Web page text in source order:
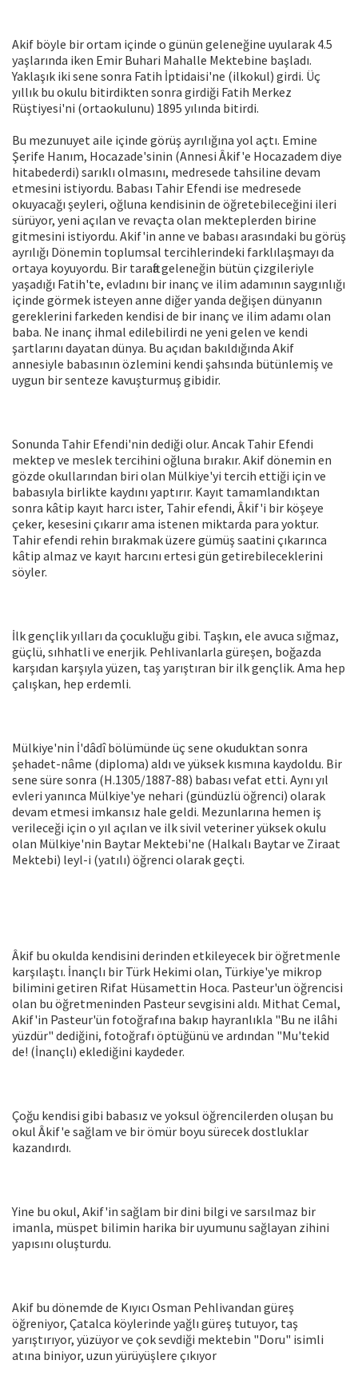
Akif böyle bir ortam içinde o günün geleneğine uyularak 4.5
yaşlarında iken Emir Buhari Mahalle Mektebine başladı.
Yaklaşık iki sene sonra Fatih İptidaisi'ne (ilkokul) girdi. Üç
yıllık bu okulu bitirdikten sonra girdiği Fatih Merkez
Rüştiyesi'ni (ortaokulunu) 1895 yılında bitirdi.
Bu mezunuyet aile içinde görüş ayrılığına yol açtı. Emine
Şerife Hanım, Hocazade'sinin (Annesi Âkif'e Hocazadem diye
hitabederdi) sarıklı olmasını, medresede tahsiline devam
etmesini istiyordu. Babası Tahir Efendi ise medresede
okuyacağı şeyleri, oğluna kendisinin de öğretebileceğini ileri
sürüyor, yeni açılan ve revaçta olan mekteplerden birine
gitmesini istiyordu. Akif'in anne ve babası arasındaki bu görüş
ayrılığı Dönemin toplumsal tercihlerindeki farklılaşmayı da
ortaya koyuyordu. Bir tarafta geleneğin bütün çizgileriyle
yaşadığı Fatih'te, evladını bir inanç ve ilim adamının saygınlığı
içinde görmek isteyen anne diğer yanda değişen dünyanın
gereklerini farkeden kendisi de bir inanç ve ilim adamı olan
baba. Ne inanç ihmal edilebilirdi ne yeni gelen ve kendi
şartlarını dayatan dünya. Bu açıdan bakıldığında Akif
annesiyle babasının özlemini kendi şahsında bütünlemiş ve
uygun bir senteze kavuşturmuş gibidir.
Sonunda Tahir Efendi'nin dediği olur. Ancak Tahir Efendi
mektep ve meslek tercihini oğluna bırakır. Akif dönemin en
gözde okullarından biri olan Mülkiye'yi tercih ettiği için ve
babasıyla birlikte kaydını yaptırır. Kayıt tamamlandıktan
sonra kâtip kayıt harcı ister, Tahir efendi, Âkif'i bir köşeye
çeker, kesesini çıkarır ama istenen miktarda para yoktur.
Tahir efendi rehin bırakmak üzere gümüş saatini çıkarınca
kâtip almaz ve kayıt harcını ertesi gün getirebileceklerini
söyler.
İlk gençlik yılları da çocukluğu gibi. Taşkın, ele avuca sığmaz,
güçlü, sıhhatli ve enerjik. Pehlivanlarla güreşen, boğazda
karşıdan karşıyla yüzen, taş yarıştıran bir ilk gençlik. Ama hep
çalışkan, hep erdemli.
Mülkiye'nin İ'dâdî bölümünde üç sene okuduktan sonra
şehadet-nâme (diploma) aldı ve yüksek kısmına kaydoldu. Bir
sene süre sonra (H.1305/1887-88) babası vefat etti. Aynı yıl
evleri yanınca Mülkiye'ye nehari (gündüzlü öğrenci) olarak
devam etmesi imkansız hale geldi. Mezunlarına hemen iş
verileceği için o yıl açılan ve ilk sivil veteriner yüksek okulu
olan Mülkiye'nin Baytar Mektebi'ne (Halkalı Baytar ve Ziraat
Mektebi) leyl-i (yatılı) öğrenci olarak geçti.
Âkif bu okulda kendisini derinden etkileyecek bir öğretmenle
karşılaştı. İnançlı bir Türk Hekimi olan, Türkiye'ye mikrop
bilimini getiren Rifat Hüsamettin Hoca. Pasteur'un öğrencisi
olan bu öğretmeninden Pasteur sevgisini aldı. Mithat Cemal,
Akif'in Pasteur'ün fotoğrafına bakıp hayranlıkla "Bu ne ilâhi
yüzdür" dediğini, fotoğrafı öptüğünü ve ardından "Mu'tekid
de! (İnançlı) eklediğini kaydeder.
Çoğu kendisi gibi babasız ve yoksul öğrencilerden oluşan bu
okul Âkif'e sağlam ve bir ömür boyu sürecek dostluklar
kazandırdı.
Yine bu okul, Akif'in sağlam bir dini bilgi ve sarsılmaz bir
imanla, müspet bilimin harika bir uyumunu sağlayan zihini
yapısını oluşturdu.
Akif bu dönemde de Kıyıcı Osman Pehlivandan güreş
öğreniyor, Çatalca köylerinde yağlı güreş tutuyor, taş
yarıştırıyor, yüzüyor ve çok sevdiği mektebin "Doru" isimli
atına biniyor, uzun yürüyüşlere çıkıyor